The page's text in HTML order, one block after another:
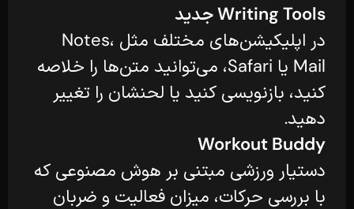
Writing Tools جدید
در اپلیکیشن‌های مختلف مثل Notes،
Mail یا Safari، می‌توانید متن‌ها را خلاصه
کنید، بازنویسی کنید یا لحنشان را تغییر
دهید.
Workout Buddy
دستیار ورزشی مبتنی بر هوش مصنوعی که
با بررسی حرکات، میزان فعالیت و ضربان